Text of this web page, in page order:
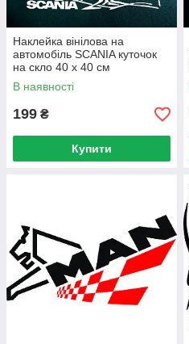
Наклейка вінілова на
автомобіль SCANIA куточок
на скло 40 х 40 см
В наявності
199 ₴
Купити